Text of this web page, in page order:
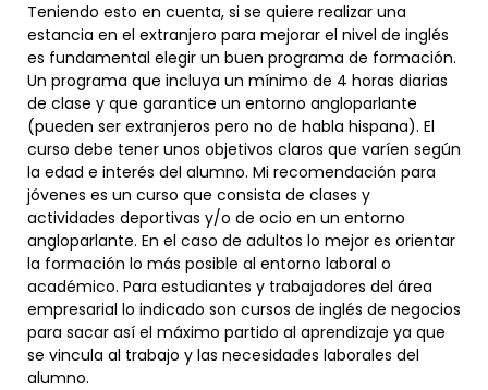
Teniendo esto en cuenta, si se quiere realizar una
estancia en el extranjero para mejorar el nivel de inglés
es fundamental elegir un buen programa de formación.
Un programa que incluya un mínimo de 4 horas diarias
de clase y que garantice un entorno angloparlante
(pueden ser extranjeros pero no de habla hispana). El
curso debe tener unos objetivos claros que varíen según
la edad e interés del alumno. Mi recomendación para
jóvenes es un curso que consista de clases y
actividades deportivas y/o de ocio en un entorno
angloparlante. En el caso de adultos lo mejor es orientar
la formación lo más posible al entorno laboral o
académico. Para estudiantes y trabajadores del área
empresarial lo indicado son cursos de inglés de negocios
para sacar así el máximo partido al aprendizaje ya que
se vincula al trabajo y las necesidades laborales del
alumno.